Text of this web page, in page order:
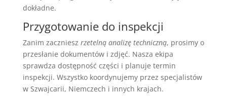
dokładne.
Przygotowanie do inspekcji
Zanim zaczniesz rzetelną analizę techniczną, prosimy o
przesłanie dokumentów i zdjęć. Nasza ekipa
sprawdza dostępność części i planuje termin
inspekcji. Wszystko koordynujemy przez specjalistów
w Szwajcarii, Niemczech i innych krajach.